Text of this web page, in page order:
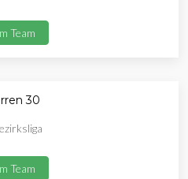
Team
30
Team